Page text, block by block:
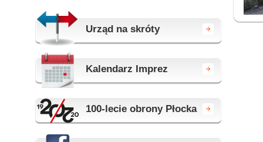
Urząd na skróty
Kalendarz Imprez
100-lecie obrony Płocka